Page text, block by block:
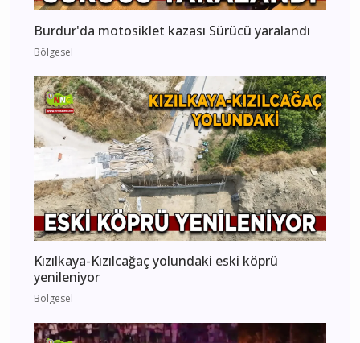
Burdur'da motosiklet kazası Sürücü yaralandı
Bölgesel
Kızılkaya-Kızılcağaç yolundaki eski köprü
yenileniyor
Bölgesel